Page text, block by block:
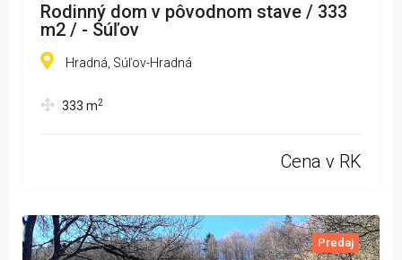
Rodinný dom v pôvodnom stave / 333
m2 / - Súľov
Hradná, Súľov-Hradná
333 m2
Cena v RK
Predaj